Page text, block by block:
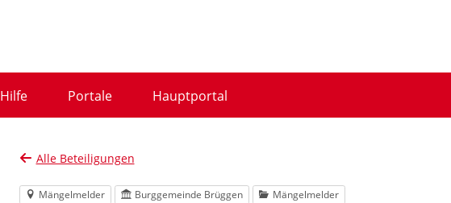
Hilfe Portale Hauptportal
Alle Beteiligungen
Mängelmelder Burggemeinde Brüggen Mängelmelder